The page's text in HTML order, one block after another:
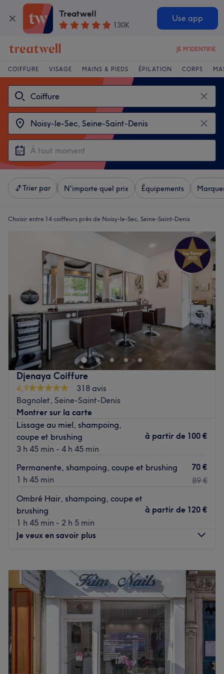
Treatwell
130K
Use app
JE M'IDENTIFIE
COIFFURE VISAGE MAINS & PIEDS ÉPILATION CORPS
Trier par N'importe quel prix Équipements
Choisir entre 14 coiffeurs près de Noisy-le-Sec, Seine-Saint-Denis
Djenaya Coiffure
4,9
318 avis
Bagnolet, Seine-Saint-Denis
Montrer sur la carte
Lissage au miel, shampoing,
coupe et brushing
3 h 45 min - 4 h 45 min
à partir de 100 €
Permanente, shampoing, coupe et brushing
1 h 45 min
70 €
89 €
Ombré Hair, shampoing, coupe et
brushing
1 h 45 min - 2 h 5 min
à partir de 120 €
Je veux en savoir plus
Mardi
10:00
18:00
Mercredi
10:00
18:00
10:00–18:00
Vendredi
10:00 – 18:00
Samedi
10:00
18:00
Dimanche
Fermé
Bienvenue chez Djenaya Coiffure, un salon situé à
Bagnolet, non loin du Parc Josette et Maurice Audin.